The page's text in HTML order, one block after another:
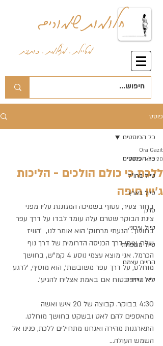
חלומות שמורים
מטיילת . מצלמת . כותבת
פוסט
כל הפוסטים
טיול בחו"ל
טיול בארץ
טרק
טיול עירוני
טיול משפחתי
החיים עצמם
טיול בחיפה
כל הפוסטים
ללכת כי כולם הולכים - הליכות
ג'יין חיפה
Ora Gazit
20 במאי 2022
בחור צעיר, עטוף בשמיכה המגוננת עליו מפני
צינת הבוקר שטרם עלה עומד לבדו על דרך עפר
בחושך. 'הגעתי מרחוק' הוא אומר לנו,  'הוויז
שלח אותי דרך הכניסה הדרומית של דרך נוף
הכרמל. אני מוצא עצמי נוסע 4 קמ"ש, בחושך
מוחלט, על דרך עפר משובשת', הוא מוסיף, 'לרגע
לא הייתי בטוח אם באמת אצליח להגיע'.
4:30 בבוקר. קבוצה של 20 איש ואשה
מתאספים להם לאט ובשקט בחושך מוחלט.
התארגנות מהירה ואנחנו מתחילים ללכת, פנינו אל
השמש העולה...